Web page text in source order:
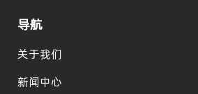
导航
关于我们
新闻中心